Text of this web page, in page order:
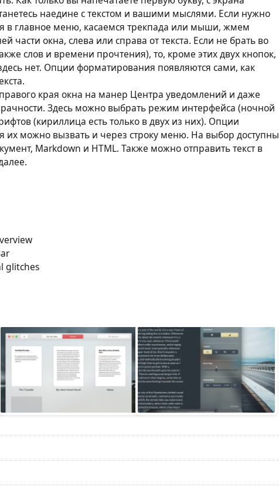
наедине с текстом и вашими мыслями. Если нужно
в главное меню, касаемся трекпада или мыши, жмем
части окна, слева или справа от текста. Если не брать во
слов и времени прочтения), то, кроме этих двух кнопок,
нет. Опции форматирования появляются сами, как
края окна на манер Центра уведомлений и даже
Здесь можно выбрать режим интерфейса (ночной
(кириллица есть только в двух из них). Опции
их можно вызвать и через строку меню. На выбор доступны
Markdown и HTML. Также можно отправить текст в
glitches